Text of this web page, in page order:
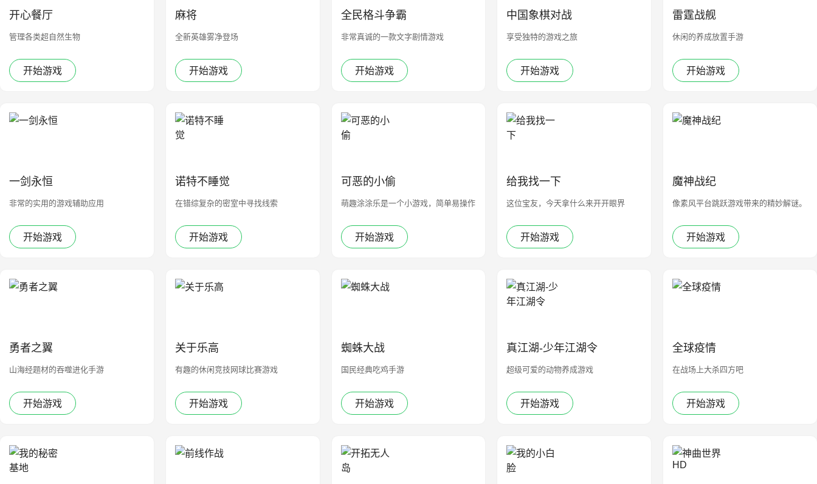
开心餐厅
管理各类超自然生物
开始游戏
麻将
全新英雄雾净登场
开始游戏
全民格斗争霸
非常真诚的一款文字剧情游戏
开始游戏
中国象棋对战
享受独特的游戏之旅
开始游戏
雷霆战舰
休闲的养成放置手游
开始游戏
一剑永恒
非常的实用的游戏辅助应用
开始游戏
诺特不睡觉
在错综复杂的密室中寻找线索
开始游戏
可恶的小偷
萌趣涂涂乐是一个小游戏，简单易操作
开始游戏
给我找一下
这位宝友，今天拿什么来开开眼界
开始游戏
魔神战纪
像素风平台跳跃游戏带来的精妙解谜。
开始游戏
勇者之翼
山海经题材的吞噬进化手游
开始游戏
关于乐高
有趣的休闲竞技网球比赛游戏
开始游戏
蜘蛛大战
国民经典吃鸡手游
开始游戏
真江湖-少年江湖令
超级可爱的动物养成游戏
开始游戏
全球疫情
在战场上大杀四方吧
开始游戏